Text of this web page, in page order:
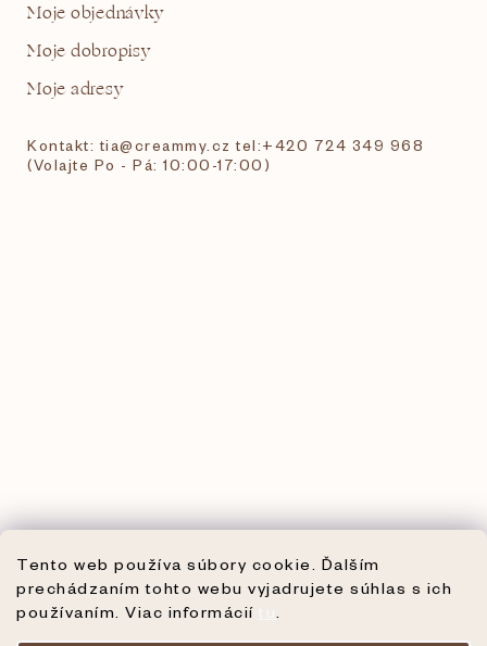
Tento web používa súbory cookie. Ďalším
prechádzaním tohto webu vyjadrujete súhlas s ich
používaním. Viac informácií
Moje objednávky
Moje dobropisy
Moje adresy
Kontakt: tia@creammy.cz tel:+420 724 349 968
(Volajte Po - Pá: 10:00-17:00)